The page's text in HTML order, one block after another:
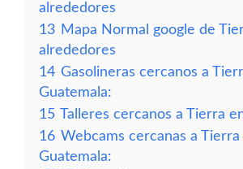
alrededores
13 Mapa Normal google de
alrededores
14 Gasolineras cercanos a
Guatemala:
15 Talleres cercanos a Tierra
16 Webcams cercanas a Tierra
Guatemala: